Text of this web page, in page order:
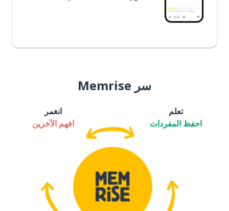
سر Memrise
تعلم
احفظ المفردات
انغمر
افهم الآخرين